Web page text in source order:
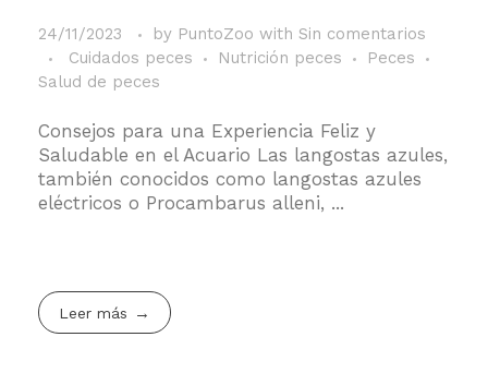
24/11/2023 by PuntoZoo with Sin comentarios
Cuidados peces
Nutrición peces
Peces
Salud de peces
Consejos para una Experiencia Feliz y
Saludable en el Acuario Las langostas azules,
también conocidos como langostas azules
eléctricos o Procambarus alleni, ...
Leer más